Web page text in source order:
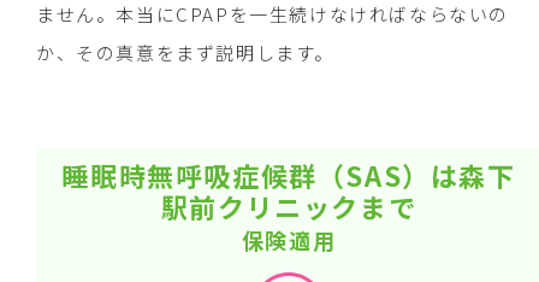
ません。本当にCPAPを一生続けなければならないの
か、その真意をまず説明します。
睡眠時無呼吸症候群（SAS）は森下
駅前クリニックまで
保険適用